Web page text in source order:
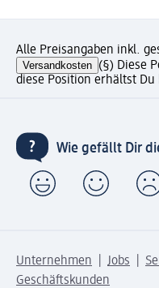
Alle Preisangaben inkl.
Versandkosten (§) Diese
diese Position erhältst Du
Wie gefällt Dir
Unternehmen Jobs
Geschäftskunden